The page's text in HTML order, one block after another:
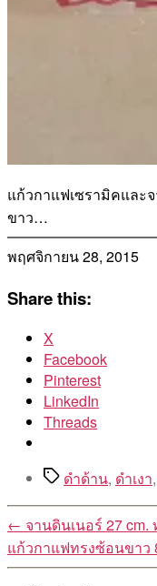
แก้วกาแฟเซรามิคและ
ขาว…
พฤศจิกายน 28, 2015
Share this:
X
Facebook
Pinterest
LinkedIn
Threads
Tagsดำด้าน, ดำเงา,
← จานดินเนอร์ 27
แก้วกาแฟทรงซ้อนขาว